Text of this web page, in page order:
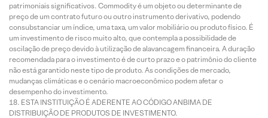
patrimoniais significativos. Commodity é um objeto ou determinante de
preço de um contrato futuro ou outro instrumento derivativo, podendo
consubstanciar um índice, uma taxa, um valor mobiliário ou produto físico. É
um investimento de risco muito alto, que contempla a possibilidade de
oscilação de preço devido à utilização de alavancagem financeira. A duração
recomendada para o investimento é de curto prazo e o patrimônio do cliente
não está garantido neste tipo de produto. As condições de mercado,
mudanças climáticas e o cenário macroeconômico podem afetar o
desempenho do investimento.
ESTA INSTITUIÇÃO É ADERENTE AO CÓDIGO ANBIMA DE
DISTRIBUIÇÃO DE PRODUTOS DE INVESTIMENTO.